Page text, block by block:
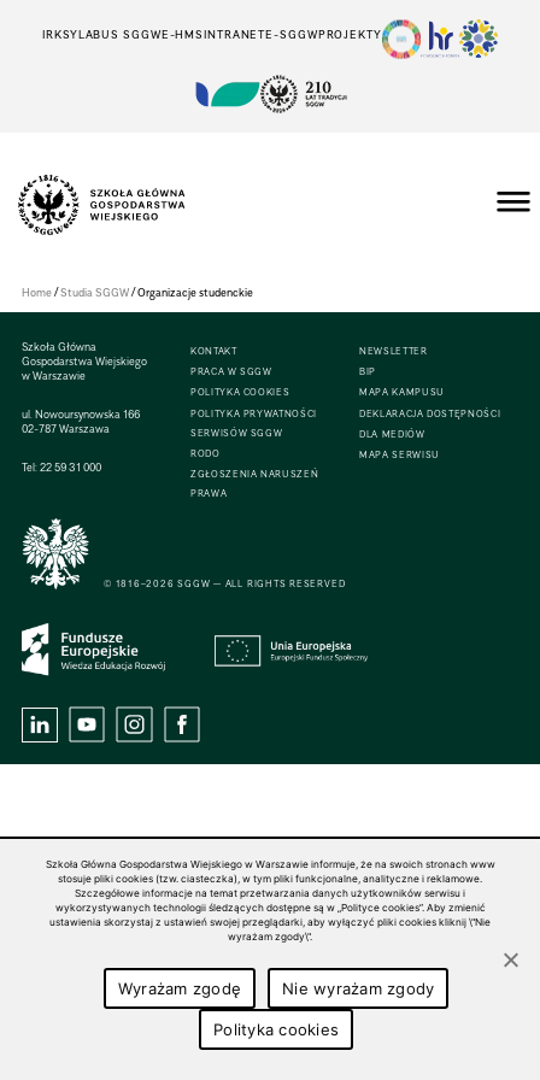
IRKSYLABUS SGGWE-HMSINTRANETE-SGGWPROJEKTY
Wiejskiego
Warszawie
Home/Studia SGGW/Organizacje studenckie
Szkoła Główna
Gospodarstwa Wiejskiego
w Warszawie
ul. Nowoursynowska 166
02-787 Warszawa
Tel:22 59 31 000
KONTAKT
PRACA W SGGW
POLITYKA COOKIES
POLITYKA PRYWATNOŚCI
SERWISÓW SGGW
RODO
ZGŁOSZENIA NARUSZEŃ
PRAWA
NEWSLETTER
BIP
MAPA KAMPUSU
DEKLARACJA DOSTĘPNOŚCI
DLA MEDIÓW
MAPA SERWISU
© 1816–2026 SGGW — ALL RIGHTS RESERVED
Szkoła Główna Gospodarstwa Wiejskiego w Warszawie informuje, że na swoich stronach www
stosuje pliki cookies (tzw. ciasteczka), w tym pliki funkcjonalne, analityczne i reklamowe.
Szczegółowe informacje na temat przetwarzania danych użytkowników serwisu i
wykorzystywanych technologii śledzących dostępne są w „Polityce cookies”. Aby zmienić
ustawienia skorzystaj z ustawień swojej przeglądarki, aby wyłączyć pliki cookies kliknij \"Nie
wyrażam zgody\".
Wyrażam zgodę Nie wyrażam zgody
Polityka cookies